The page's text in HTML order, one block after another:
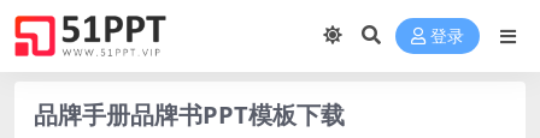
登录
品牌手册品牌书PPT模板下载